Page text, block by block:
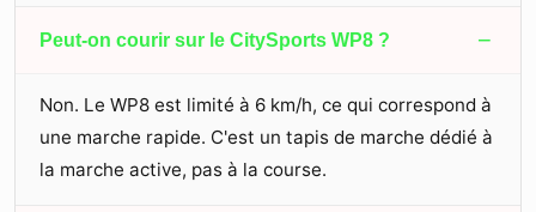
Peut-on courir sur le CitySports WP8 ? −
Non. Le WP8 est limité à 6 km/h, ce qui correspond à
une marche rapide. C'est un tapis de marche dédié à
la marche active, pas à la course.